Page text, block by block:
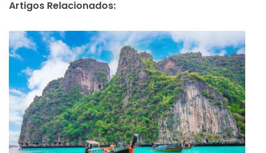
Artigos Relacionados: